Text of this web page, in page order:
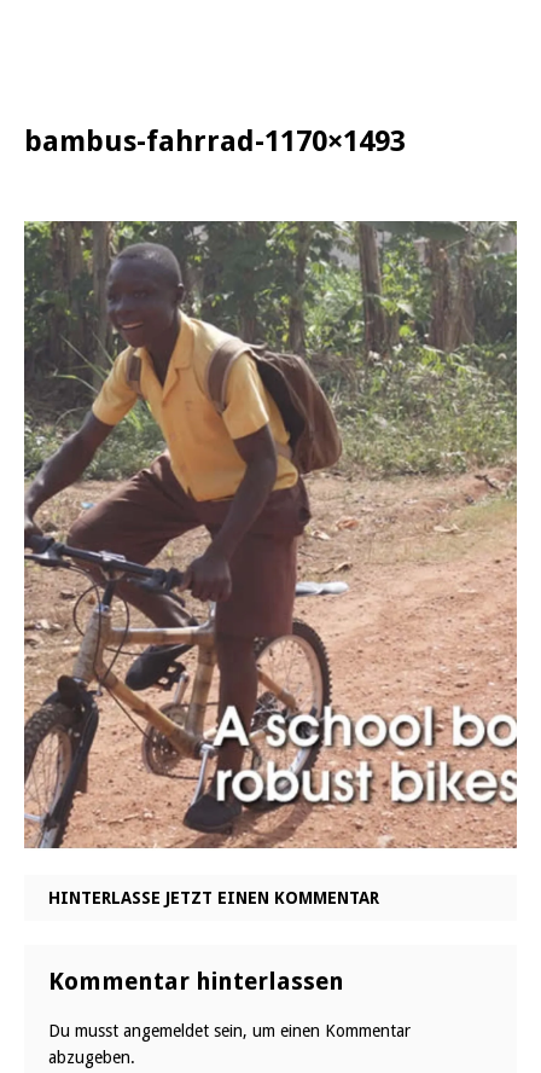
bambus-fahrrad-1170×1493
HINTERLASSE JETZT EINEN KOMMENTAR
Kommentar hinterlassen
Du musst angemeldet sein, um einen Kommentar
abzugeben.